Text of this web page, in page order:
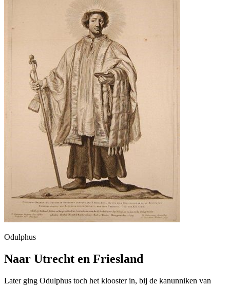
Odulphus
Naar Utrecht en Friesland
Later ging Odulphus toch het klooster in, bij de kanunniken van